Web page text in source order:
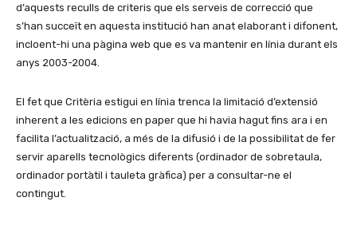
d’aquests reculls de criteris que els serveis de correcció que
s’han succeït en aquesta institució han anat elaborant i difonent,
incloent-hi una pàgina web que es va mantenir en línia durant els
anys 2003-2004.
El fet que Critèria estigui en línia trenca la limitació d’extensió
inherent a les edicions en paper que hi havia hagut fins ara i en
facilita l’actualització, a més de la difusió i de la possibilitat de fer
servir aparells tecnològics diferents (ordinador de sobretaula,
ordinador portàtil i tauleta gràfica) per a consultar-ne el
contingut.